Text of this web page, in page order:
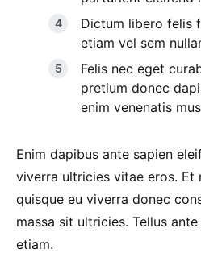
Dictum libero felis
etiam vel sem
Felis nec eget
pretium donec
enim venenatis
Enim dapibus ante sapien
viverra ultricies vitae eros. Et
quisque eu viverra donec
massa sit ultricies. Tellus
etiam.